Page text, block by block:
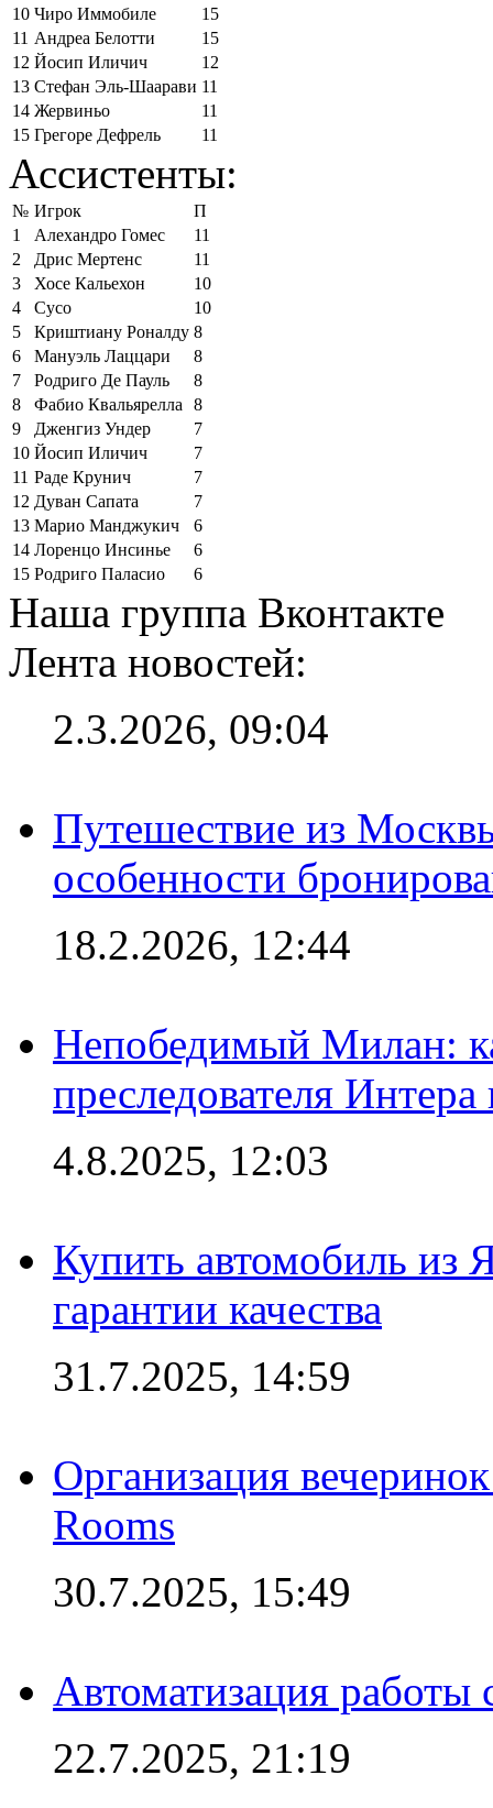
10 Чиро Иммобиле
15
11 Андреа Белотти
15
12 Йосип Иличич
12
13 Стефан Эль-Шаарави 11
14 Жервиньо
11
15 Грегоре Дефрель 11
Ассистенты:
№ Игрок
П
1
Алехандро Гомес
11
2
Дрис Мертенс
11
3
Хосе Кальехон
10
4
Сусо
10
5
Криштиану Роналду 8
6
Мануэль Лаццари
8
7
Родриго Де Пауль
8
8
Фабио Квальярелла
8
9
Дженгиз Ундер
7
10 Йосип Иличич
7
11 Раде Крунич
7
12 Дуван Сапата
7
13 Марио Манджукич
6
14 Лоренцо Инсинье
6
15 Родриго Паласио 6
Наша группа Вконтакте
Лента новостей:
2.3.2026, 09:04
Путешествие из
особенности
18.2.2026, 12:44
Непобедимый Милан:
преследователя
4.8.2025, 12:03
Купить автомобиль из
гарантии качества
31.7.2025, 14:59
Организация
Rooms
30.7.2025, 15:49
Автоматизация работы
22.7.2025, 21:19